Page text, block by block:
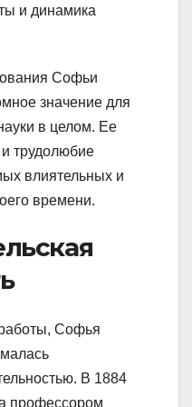
и динамика
Софьи
значение для
в целом. Ее
и трудолюбие
влиятельных и
времени.
Софья
В 1884
профессором